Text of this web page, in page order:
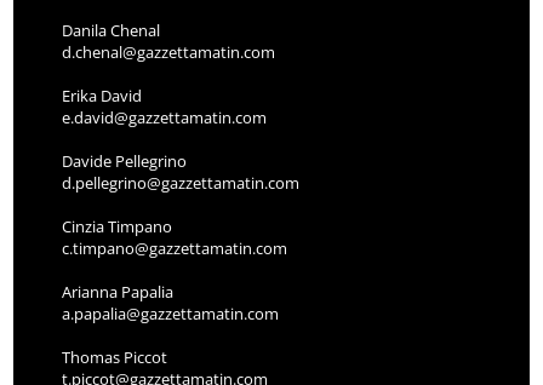
Danila Chenal
d.chenal@gazzettamatin.com
Erika David
e.david@gazzettamatin.com
Davide Pellegrino
d.pellegrino@gazzettamatin.com
Cinzia Timpano
c.timpano@gazzettamatin.com
Arianna Papalia
a.papalia@gazzettamatin.com
Thomas Piccot
t.piccot@gazzettamatin.com